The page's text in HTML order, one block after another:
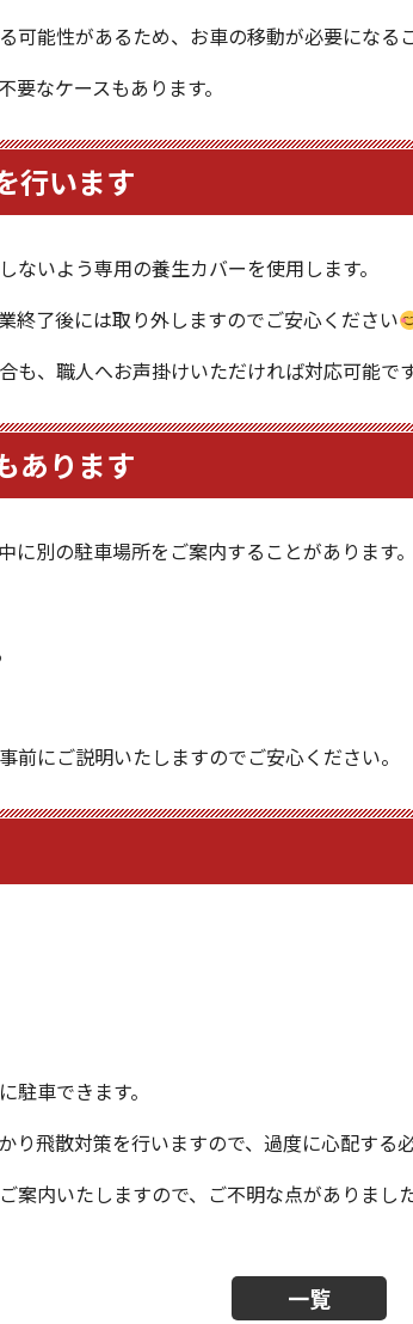
可能性があるため、お車の移動が必要になる
なケースもあります。
行います
いよう専用の養生カバーを使用します。
終了後には取り外しますのでご安心ください
も、職人へお声掛けいただければ対応可能で
あります
別の駐車場所をご案内することがあります。
前にご説明いたしますのでご安心ください。
駐車できます。
り飛散対策を行いますので、過度に心配する
案内いたしますので、ご不明な点がありまし
一覧